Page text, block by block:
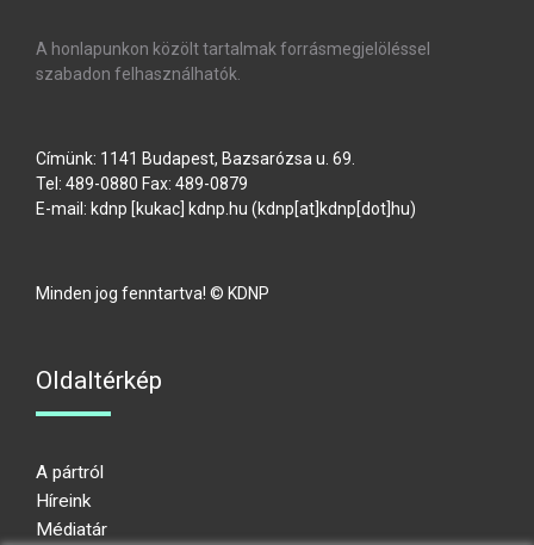
A honlapunkon közölt tartalmak forrásmegjelöléssel
szabadon felhasználhatók.
Címünk: 1141 Budapest, Bazsarózsa u. 69.
Tel: 489-0880 Fax: 489-0879
E-mail: kdnp [kukac] kdnp hu (kdnp[at]kdnp[dot]hu)
Minden jog fenntartva! © KDNP
Oldaltérkép
A pártról
Híreink
Médiatár